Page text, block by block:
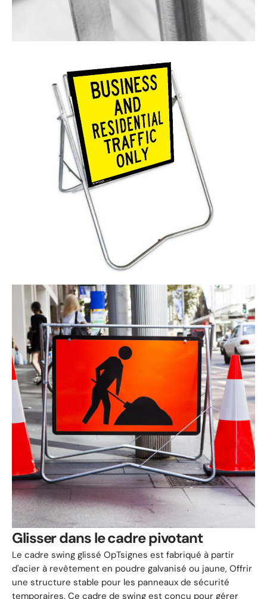
Glisser dans le cadre pivotant
Le cadre swing glissé OpTsignes est fabriqué à partir
d'acier à revêtement en poudre galvanisé ou jaune, Offrir
une structure stable pour les panneaux de sécurité
temporaires. Ce cadre de swing est conçu pour gérer